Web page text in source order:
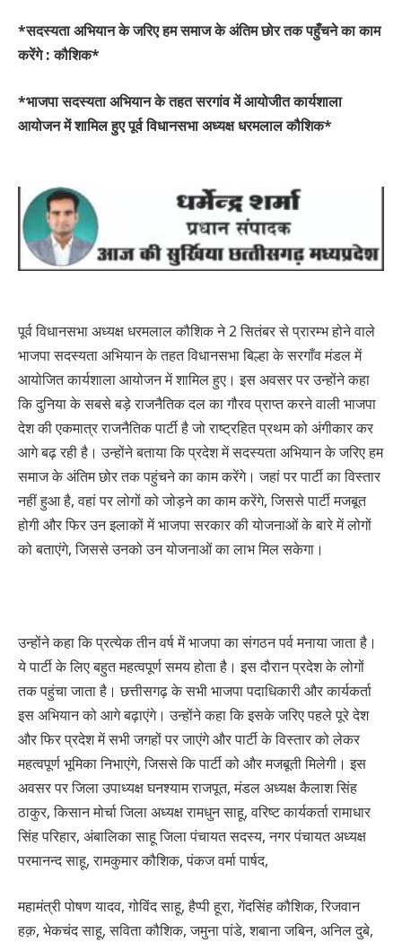
*सदस्यता अभियान के जरिए हम समाज के अंतिम छोर तक पहुँचने का काम
करेंगे : कौशिक*
*भाजपा सदस्यता अभियान के तहत सरगांव में आयोजीत कार्यशाला
आयोजन में शामिल हुए पूर्व विधानसभा अध्यक्ष धरमलाल कौशिक*
पूर्व विधानसभा अध्यक्ष धरमलाल कौशिक ने 2 सितंबर से प्रारम्भ होने वाले
भाजपा सदस्यता अभियान के तहत विधानसभा बिल्हा के सरगाँव मंडल में
आयोजित कार्यशाला आयोजन में शामिल हुए। इस अवसर पर उन्होंने कहा
कि दुनिया के सबसे बड़े राजनैतिक दल का गौरव प्राप्त करने वाली भाजपा
देश की एकमात्र राजनैतिक पार्टी है जो राष्ट्रहित प्रथम को अंगीकार कर
आगे बढ़ रही है। उन्होंने बताया कि प्रदेश में सदस्यता अभियान के जरिए हम
समाज के अंतिम छोर तक पहुंचने का काम करेंगे। जहां पर पार्टी का विस्तार
नहीं हुआ है, वहां पर लोगों को जोड़ने का काम करेंगे, जिससे पार्टी मजबूत
होगी और फिर उन इलाकों में भाजपा सरकार की योजनाओं के बारे में लोगों
को बताएंगे, जिससे उनको उन योजनाओं का लाभ मिल सकेगा।
उन्होंने कहा कि प्रत्येक तीन वर्ष में भाजपा का संगठन पर्व मनाया जाता है।
ये पार्टी के लिए बहुत महत्वपूर्ण समय होता है। इस दौरान प्रदेश के लोगों
तक पहुंचा जाता है। छत्तीसगढ़ के सभी भाजपा पदाधिकारी और कार्यकर्ता
इस अभियान को आगे बढ़ाएंगे। उन्होंने कहा कि इसके जरिए पहले पूरे देश
और फिर प्रदेश में सभी जगहों पर जाएंगे और पार्टी के विस्तार को लेकर
महत्वपूर्ण भूमिका निभाएंगे, जिससे कि पार्टी को और मजबूती मिलेगी। इस
अवसर पर जिला उपाध्यक्ष घनश्याम राजपूत, मंडल अध्यक्ष कैलाश सिंह
ठाकुर, किसान मोर्चा जिला अध्यक्ष रामधुन साहू, वरिष्ट कार्यकर्ता रामाधार
सिंह परिहार, अंबालिका साहू जिला पंचायत सदस्य, नगर पंचायत अध्यक्ष
परमानन्द साहू, रामकुमार कौशिक, पंकज वर्मा पार्षद,
महामंत्री पोषण यादव, गोविंद साहू, हैप्पी हूरा, गेंदसिंह कौशिक, रिजवान
हक़, भेकचंद साहू, सविता कौशिक, जमुना पांडे, शबाना जबिन, अनिल दुबे,